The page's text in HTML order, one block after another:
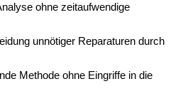
ohne zeitaufwendige
unnötiger Reparaturen durch
Methode ohne Eingriffe in die